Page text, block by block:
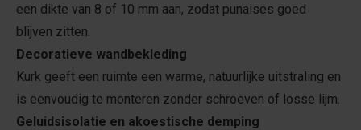
een dikte van 8 of 10 mm aan, zodat punaises goed
blijven zitten.
Decoratieve wandbekleding
Kurk geeft een ruimte een warme, natuurlijke uitstraling en
is eenvoudig te monteren zonder schroeven of losse lijm.
Geluidsisolatie en akoestische demping